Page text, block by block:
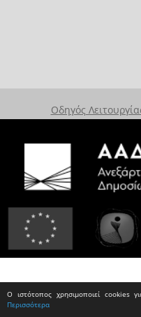
Ο ιστότοπος χρησιμοποιεί cookies
Περισσότερα
Οδηγός